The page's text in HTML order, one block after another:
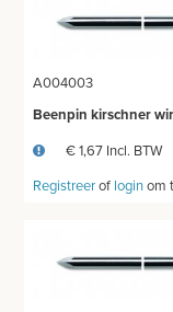
A004003
Beenpin kirschner
€ 1,67 Incl. BTW
Registreerof loginom